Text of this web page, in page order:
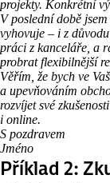
projekty. Konkrétní
V poslední době
vyhovuje – i z
práci z kanceláře, a
probrat flexibilnější
Věřím, že bych ve
a upevňováním
rozvíjet své
i online.
S pozdravem
Jméno
Příklad 2: